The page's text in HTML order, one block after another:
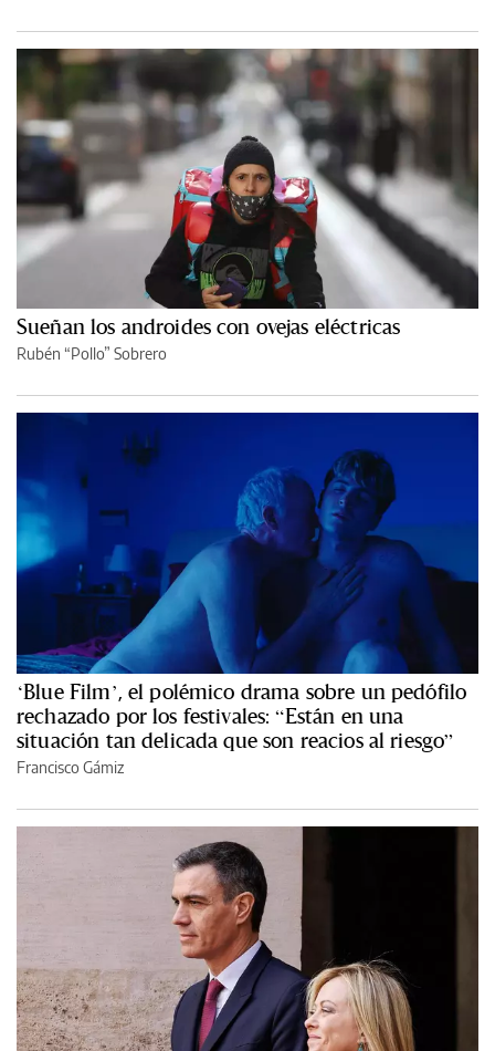
Sueñan los androides con ovejas eléctricas
Rubén “Pollo” Sobrero
‘Blue Film’, el polémico drama sobre un pedófilo
rechazado por los festivales: “Están en una
situación tan delicada que son reacios al riesgo”
Francisco Gámiz